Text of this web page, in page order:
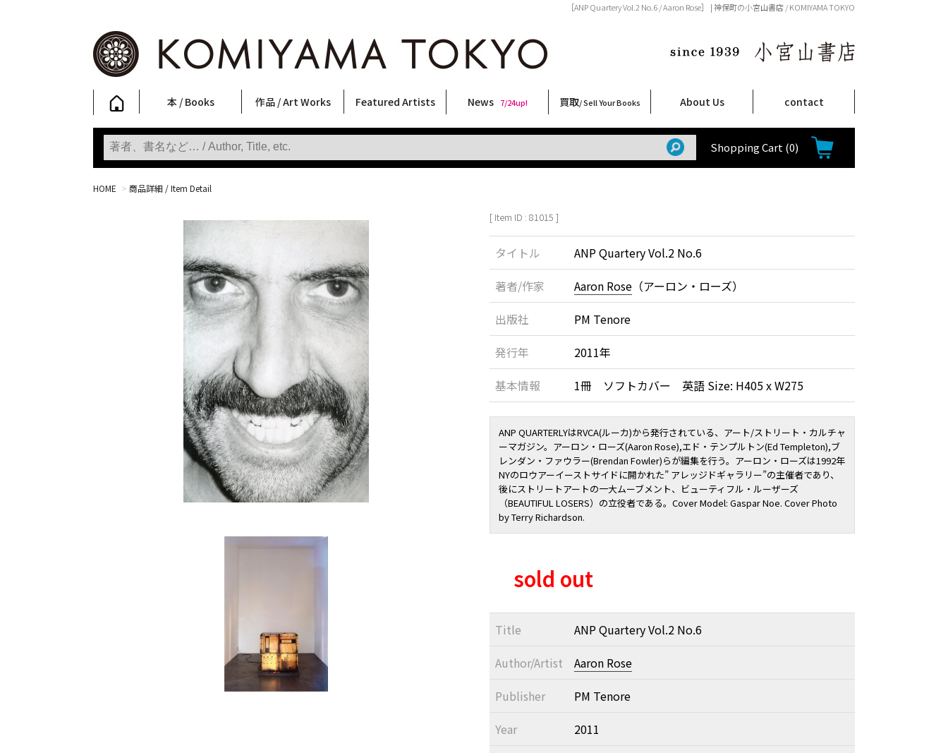
［ANP Quartery Vol.2 No.6 / Aaron Rose］ | 神保町の小宮山書店 / KOMIYAMA TOKYO
本 / Books
写真集
Photobooks
ファッション
Fashion
アート / 美術
Art
文学・人文
Literature & Humanities
日本文化
Japanese Culture
新刊
New Books
SALE
SALE
作品 / Art Works
フォトグラフィー
Photography
ポスター
Posters
ストリートアート
Street Art
立体・その他
Sculptures / etc
アートワークス
Art Works
Primary Artworks
KOMIYAMA TOKYO ART LABEL
版画
Prints
Featured Artists
稲嶺啓一(東風終)
村田言恵
丸岡和吾
Rico Casella
キム・ロートン
菅谷晋一
柴田亜美
内藤啓介
CHRIS
天野タケル
大西洋介
林月光
春川ナミオ
二本木里美
北島敬三
三島剛
大類信
内藤ルネ
横尾忠則
COOKIE
森山大道
佐伯俊男
秋赤音
須藤昌人
三島由紀夫
News 7/24up!
新着・おすすめ商品 9/7up!
フェア・イベント情報 7/24up!
お店からのお知らせ 6/1up!
買取/ Sell Your Books
買取ブログ
買取専用フォーム
古書 / 古本の買取
美術品の買取
出張買取について
宅配買取について
店頭買取について
よくある質問
About Us
店舗案内
Shop Infomation
ご注文について
How to Order
特定商取引法に関する表示
プライバシーポリシー
contact
Shopping Cart (0)
HOME > 商品詳細 / Item Detail
[ Item ID : 81015 ]
タイトル
ANP Quartery Vol.2 No.6
著者/作家
Aaron Rose（アーロン・ローズ）
出版社
PM Tenore
発行年
2011年
基本情報
1冊 ソフトカバー 英語 Size: H405 x W275
ANP QUARTERLYはRVCA(ルーカ)から発行されている、アート/ストリート・カルチャ
ーマガジン。アーロン・ローズ(Aaron Rose),エド・テンプルトン(Ed Templeton),ブ
レンダン・ファウラー(Brendan Fowler)らが編集を行う。アーロン・ローズは1992年
NYのロウアーイーストサイドに開かれた” アレッジドギャラリー”の主催者であり、
後にストリートアートの一大ムーブメント、ビューティフル・ルーザーズ
（BEAUTIFUL LOSERS）の立役者である。Cover Model: Gaspar Noe. Cover Photo
by Terry Richardson.
sold out
Title
ANP Quartery Vol.2 No.6
Author/Artist
Aaron Rose
Publisher
PM Tenore
Year
2011